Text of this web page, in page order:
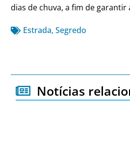
dias de chuva, a fim de garantir
Estrada, Segredo
Notícias